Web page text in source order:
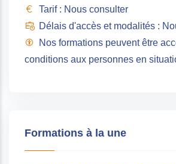
Tarif : Nous consulter
Délais d'accès et modalités :
Nos formations peuvent être
conditions aux personnes en
Formations à la une